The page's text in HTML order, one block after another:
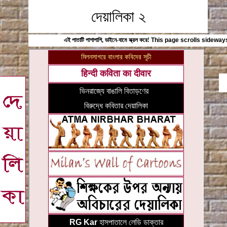
.
দেয়ালিকা ২
এই পাতাটি পাশাপাশি, ডাইনে-বামে স্ক্রল করে! This page scrolls